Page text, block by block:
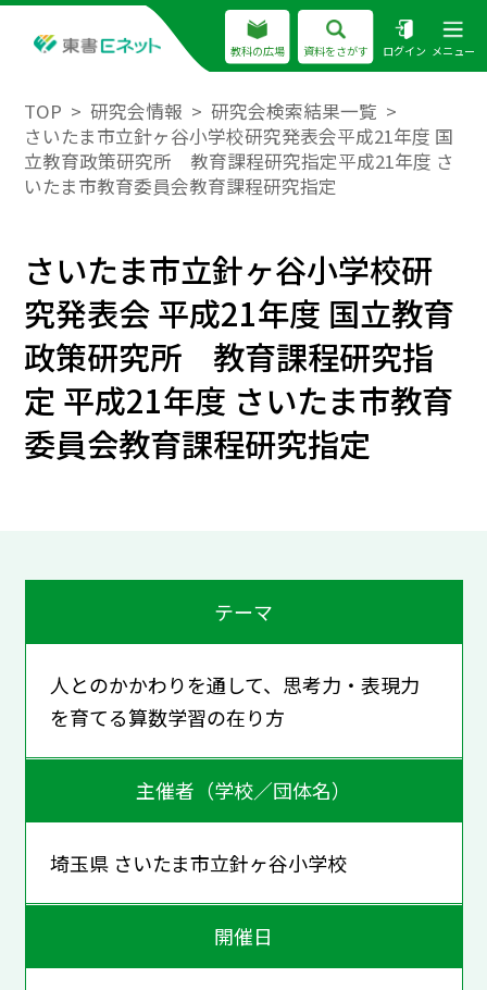
教科の広場 資料をさがす ログイン メニュー
TOP 研究会情報
研究会検索結果一覧
さいたま市立針ヶ谷小学校研究発表会平成21年度 国
立教育政策研究所 教育課程研究指定平成21年度 さ
いたま市教育委員会教育課程研究指定
さいたま市立針ヶ谷小学校研
究発表会 平成21年度 国立教育
政策研究所 教育課程研究指
定 平成21年度 さいたま市教育
委員会教育課程研究指定
テーマ
人とのかかわりを通して、思考力・表現力
を育てる算数学習の在り方
主催者（学校／団体名）
埼玉県 さいたま市立針ヶ谷小学校
開催日